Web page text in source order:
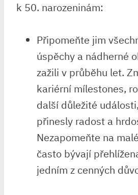
k 50. narozeninám:
Připomeňte jim
úspěchy a ​nádherné
zažili v průběhu ⁢let.
kariérní mílestones,
další důležité
přinesly radost a
Nezapomeňte na
⁣často bývají
jedním z cenných